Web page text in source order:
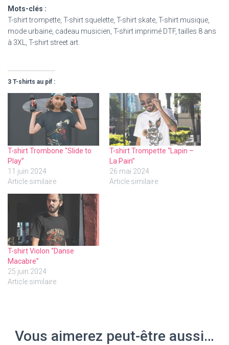
Mots-clés :
T-shirt trompette, T-shirt squelette, T-shirt skate, T-shirt musique,
mode urbaine, cadeau musicien, T-shirt imprimé DTF, tailles 8 ans
à 3XL, T-shirt street art.
3 T-shirts au pif :
T-shirt Trombone “Slide to
Play”
11 juin 2024
Article similaire
T-shirt Trompette “Lapin –
La Pain”
26 mai 2024
Article similaire
T-shirt Violon “Danse
Macabre”
25 juin 2024
Article similaire
Vous aimerez peut-être aussi…